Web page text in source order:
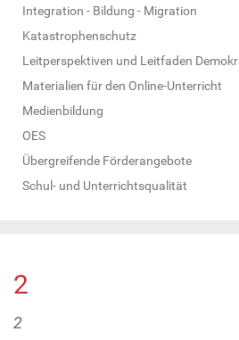
Integration - Bildung - Migration
Katastrophenschutz
Leitperspektiven und Leitfaden
Materialien für den Online-Unterricht
Medienbildung
OES
Übergreifende Förderangebote
Schul- und Unterrichtsqualität
2
2